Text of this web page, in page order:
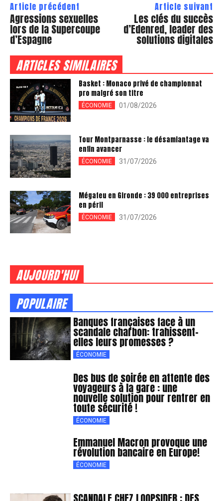
Article précédent
Agressions sexuelles
lors de la Supercoupe
d’Espagne
Article suivant
Les clés du succès
d’Edenred, leader des
solutions digitales
ARTICLES SIMILAIRES
Basket : Monaco privé de championnat
pro malgré son titre
ÉCONOMIE 01/08/2026
Tour Montparnasse : le désamiantage va
enfin avancer
ÉCONOMIE 31/07/2026
Mégafeu en Gironde : 39 000 entreprises
en péril
ÉCONOMIE 31/07/2026
AUJOURD'HUI
POPULAIRE
Banques françaises face à un
scandale charbon: trahissent-
elles leurs promesses ?
ÉCONOMIE
Des bus de soirée en attente des
voyageurs à la gare : une
nouvelle solution pour rentrer en
toute sécurité !
ÉCONOMIE
Emmanuel Macron provoque une
révolution bancaire en Europe!
ÉCONOMIE